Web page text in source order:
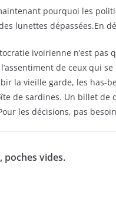
pourquoi les
lunettes dépassées.En
ivoirienne n’est pas
de ceux qui
la vieille garde, les has-
de sardines. Un billet de
les décisions, pas
poches vides.